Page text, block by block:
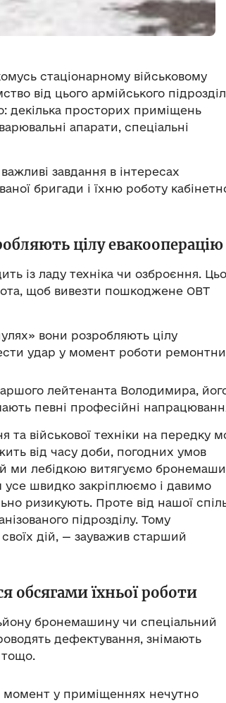
стаціонарному військовому
від цього армійського
декілька просторих приміщень
апарати, спеціальні
завдання в інтересах
бригади і їхню роботу
цілу евакооперацію
із ладу техніка чи озброєння.
щоб вивезти пошкоджене ОВТ
вони розробляють цілу
удар у момент роботи
лейтенанта Володимира,
певні професійні
та військової техніки на передку
від часу доби, погодних умов
ми лебідкою витягуємо
швидко закріплюємо і давимо
ризикують. Проте від нашої
підрозділу. Тому
дій, — зауважив старший
обсягами їхньої роботи
бронемашину чи спеціальний
дефектування, знімають
тощо.
момент у приміщеннях нечутно